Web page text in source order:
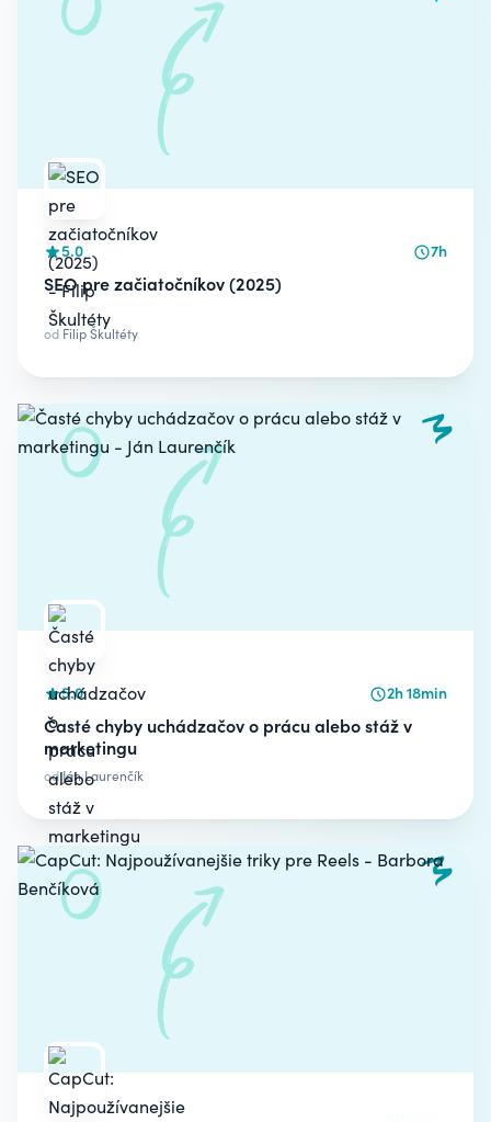
5.0 7h
SEO pre začiatočníkov (2025)
od Filip Škultéty
5.0 2h 18min
Časté chyby uchádzačov o prácu alebo stáž v
marketingu
odJán Laurenčík